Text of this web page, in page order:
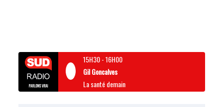
15H30-16H00
Gil Goncalves
La santé demain